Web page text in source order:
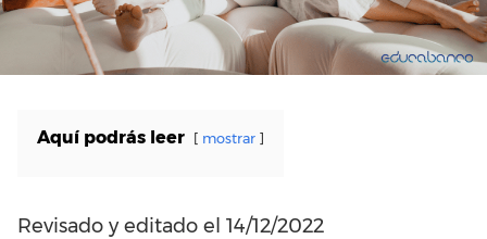
Aquí podrás leer mostrar
Revisado y editado el 14/12/2022